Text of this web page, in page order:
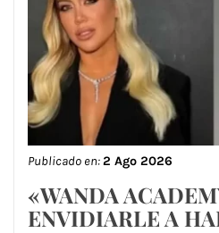
Publicado en:2 Ago 2026
«WANDA
ENVIDIARLE A